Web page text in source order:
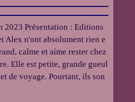
2023 Présentation : Editions
Alex n'ont absolument rien e
calme et aime rester chez
Elle est petite, grande gueul
de voyage. Pourtant, ils son